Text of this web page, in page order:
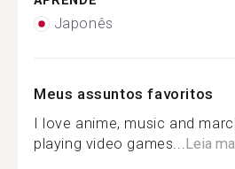
Japonês
Meus assuntos favoritos
I love anime, music and
playing video games...Leia